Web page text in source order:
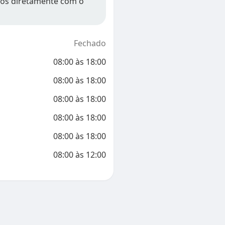
Fechado
08:00às 18:00
08:00às 18:00
08:00às 18:00
08:00às 18:00
08:00às 18:00
08:00às 12:00